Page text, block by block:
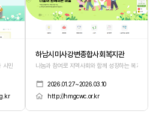
시민 참여의 공간
하남시미사강변종합사회복지관
나눔과 참여로 지역사회와 함께 성장하는 복지 커뮤니
2026.01.27~2026.03.10
http://hmgcwc.or.kr